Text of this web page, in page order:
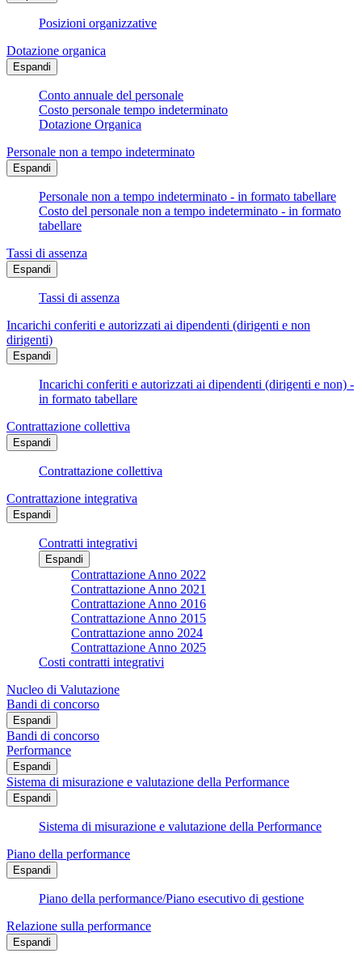
Posizioni organizzative
Dotazione organica
Espandi
Conto annuale del personale
Costo personale tempo indeterminato
Dotazione Organica
Personale non a tempo indeterminato
Espandi
Personale non a tempo indeterminato - in formato tabellare
Costo del personale non a tempo indeterminato - in formato
tabellare
Tassi di assenza
Espandi
Tassi di assenza
Incarichi conferiti e autorizzati ai dipendenti (dirigenti e non
dirigenti)
Espandi
Incarichi conferiti e autorizzati ai dipendenti (dirigenti e non) -
in formato tabellare
Contrattazione collettiva
Espandi
Contrattazione collettiva
Contrattazione integrativa
Espandi
Contratti integrativi
Espandi
Contrattazione Anno 2022
Contrattazione Anno 2021
Contrattazione Anno 2016
Contrattazione Anno 2015
Contrattazione anno 2024
Contrattazione Anno 2025
Costi contratti integrativi
Nucleo di Valutazione
Bandi di concorso
Espandi
Bandi di concorso
Performance
Espandi
Sistema di misurazione e valutazione della Performance
Espandi
Sistema di misurazione e valutazione della Performance
Piano della performance
Espandi
Piano della performance/Piano esecutivo di gestione
Relazione sulla performance
Espandi